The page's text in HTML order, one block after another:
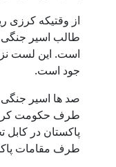
از وقتیکه کرزی
طالب اسیر جنگی
است. این لست
جود است.
طرف حکومت
پاکستان در کابل
طرف مقامات